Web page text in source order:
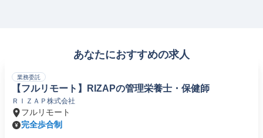
あなたにおすすめの求人
業務委託
【フルリモート】RIZAPの管理栄養士・保健師
ＲＩＺＡＰ株式会社
フルリモート
完全歩合制